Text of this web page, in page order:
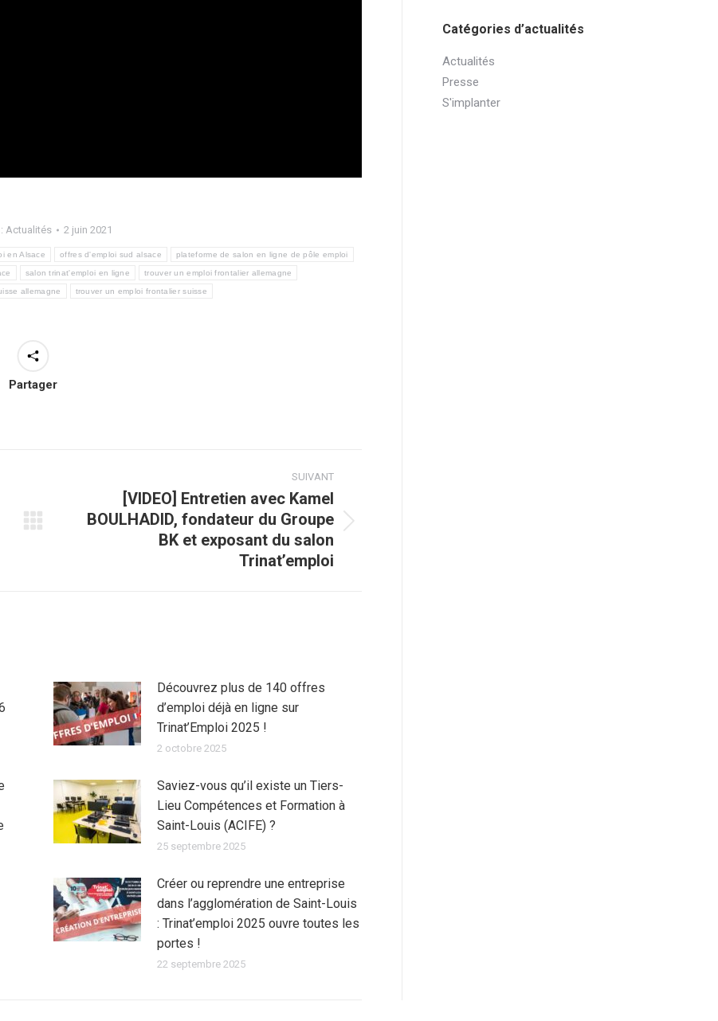
Actualités 2 juin 2021
en Alsace offres d'emploi sud alsace plateforme de salon en ligne de pôle emploi
salon trinat'emploi en ligne trouver un emploi frontalier allemagne
allemagne trouver un emploi frontalier suisse
Partager
SUIVANT
Article
[VIDEO] Entretien avec Kamel
BOULHADID, fondateur du Groupe
BK et exposant du salon
Trinat’emploi
Découvrez plus de 140 offres
d’emploi déjà en ligne sur
Trinat’Emploi 2025 !
2 octobre 2025
Saviez-vous qu’il existe un Tiers-
Lieu Compétences et Formation à
Saint-Louis (ACIFE) ?
25 septembre 2025
Créer ou reprendre une entreprise
dans l’agglomération de Saint-Louis
: Trinat’emploi 2025 ouvre toutes les
portes !
22 septembre 2025
Catégories d’actualités
Actualités
Presse
S'implanter